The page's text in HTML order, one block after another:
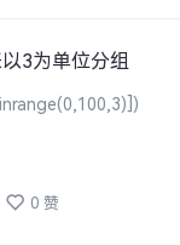
3为单位分组
0 赞